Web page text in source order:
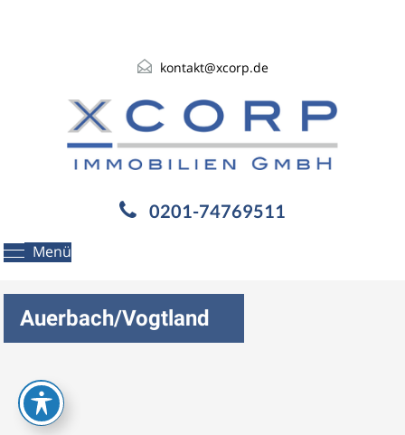
kontakt@xcorp.de
Menü
0201-74769511
Auerbach/Vogtland